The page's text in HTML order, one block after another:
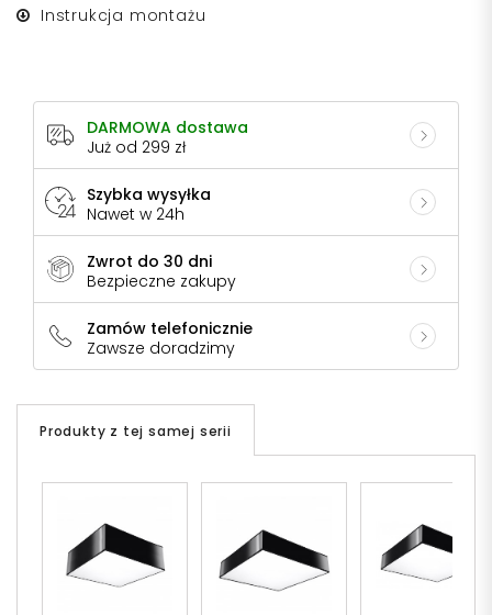
Instrukcja montażu
DARMOWA dostawa
Już od 299 zł
Szybka wysyłka
Nawet w 24h
Zwrot do 30 dni
Bezpieczne zakupy
Zamów telefonicznie
Zawsze doradzimy
Produkty z tej samej serii